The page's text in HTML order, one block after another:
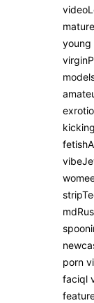
young
porn
faciql